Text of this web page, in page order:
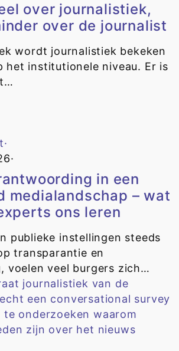
over journalistiek,
over de journalist
wordt journalistiek bekeken
het institutionele niveau. Er is
·
·
in een
medialandschap – wat
ons leren
publieke instellingen steeds
transparantie en
voelen veel burgers zich…